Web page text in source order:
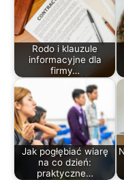
Rodo i klauzule
informacyjne dla
firmy…
Jak pogłębiać wiarę
na co dzień:
praktyczne…